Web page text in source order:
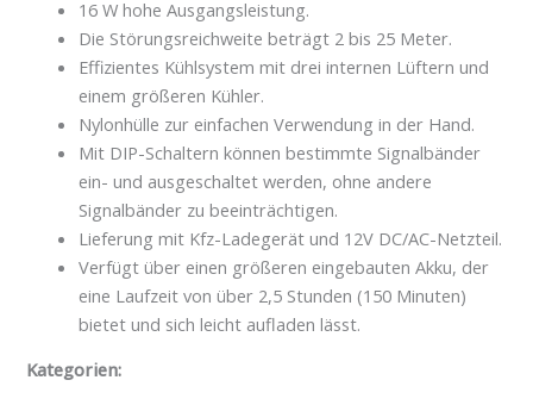
16 W hohe Ausgangsleistung.
Die Störungsreichweite beträgt 2 bis 25 Meter.
Effizientes Kühlsystem mit drei internen Lüftern und
einem größeren Kühler.
Nylonhülle zur einfachen Verwendung in der Hand.
Mit DIP-Schaltern können bestimmte Signalbänder
ein- und ausgeschaltet werden, ohne andere
Signalbänder zu beeinträchtigen.
Lieferung mit Kfz-Ladegerät und 12V DC/AC-Netzteil.
Verfügt über einen größeren eingebauten Akku, der
eine Laufzeit von über 2,5 Stunden (150 Minuten)
bietet und sich leicht aufladen lässt.
Kategorien: